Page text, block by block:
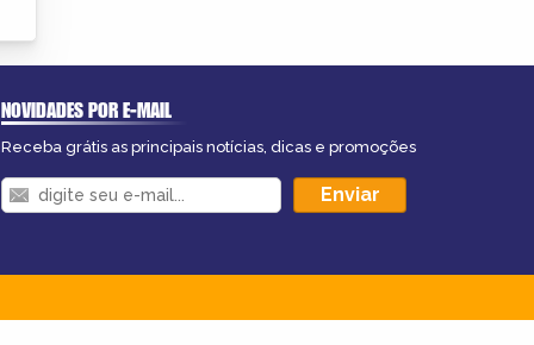
NOVIDADES POR E-MAIL
Receba grátis as principais notícias, dicas e promoções